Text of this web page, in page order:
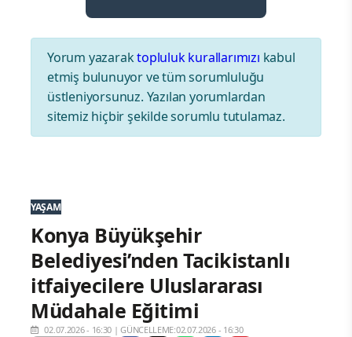
Yorum yazaraktopluluk kurallarımızı kabul
etmiş bulunuyor ve tüm sorumluluğu
üstleniyorsunuz. Yazılan yorumlardan
sitemiz hiçbir şekilde sorumlu tutulamaz.
YAŞAM
Konya Büyükşehir
Belediyesi’nden Tacikistanlı
itfaiyecilere Uluslararası
Müdahale Eğitimi
02.07.2026 - 16:30 |GÜNCELLEME:02.07.2026 - 16:30